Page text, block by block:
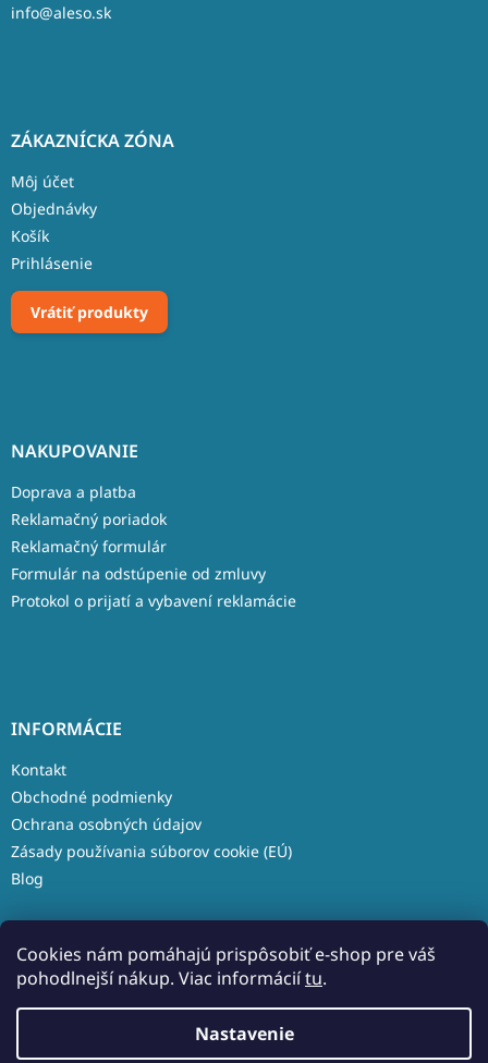
Cookies nám pomáhajú prispôsobiť e-shop pre váš
pohodlnejší nákup. Viac informáciítu.
Nastavenie
info@aleso.sk
ZÁKAZNÍCKA ZÓNA
Môj účet
Objednávky
Košík
Prihlásenie
Vrátiť produkty
NAKUPOVANIE
Doprava a platba
Reklamačný poriadok
Reklamačný formulár
Formulár na odstúpenie od zmluvy
Protokol o prijatí a vybavení reklamácie
INFORMÁCIE
Kontakt
Obchodné podmienky
Ochrana osobných údajov
Zásady používania súborov cookie (EÚ)
Blog